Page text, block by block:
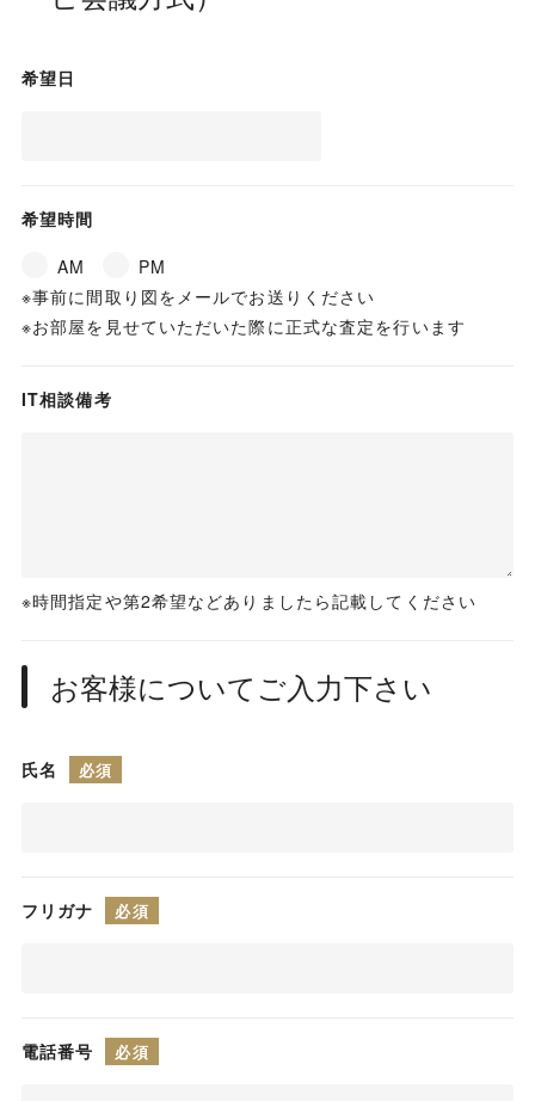
希望日
希望時間
AM
PM
事前に間取り図をメールでお送りください
お部屋を見せていただいた際に正式な査定を行います
IT相談備考
時間指定や第2希望などありましたら記載してください
お客様についてご入力下さい
氏名
フリガナ
電話番号